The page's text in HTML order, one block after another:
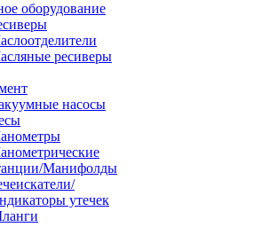
оборудование
ресиверы
насосы
Манифолды
утечек